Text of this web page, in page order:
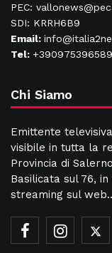
PEC:
SDI: KRRH6B9
Email:
Tel: +390975396589
Chi Siamo
Emittente
visibile in tutta la
Provincia di
Basilicata sul 76,
streaming sul web..